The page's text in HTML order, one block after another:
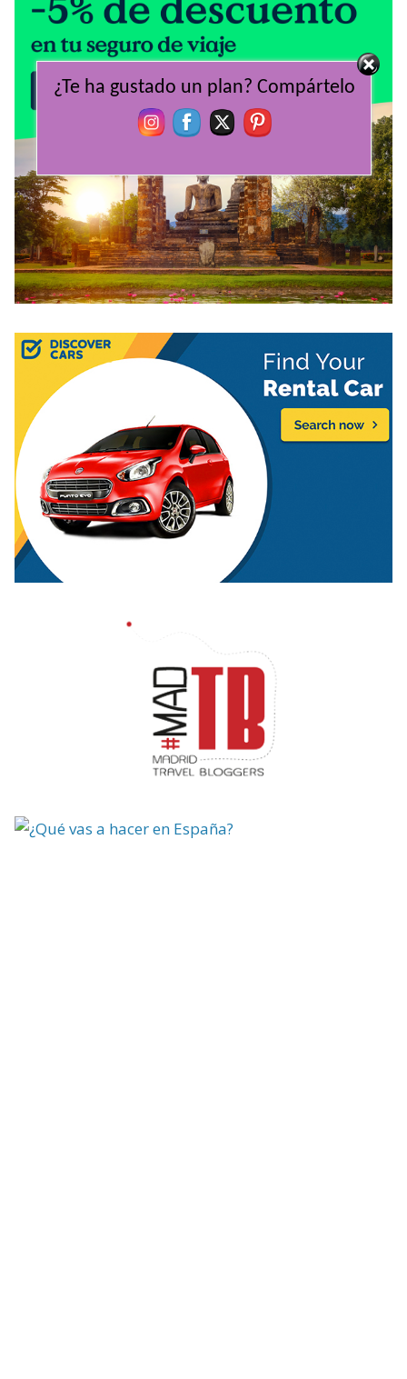
¿Te ha gustado un plan? Compártelo